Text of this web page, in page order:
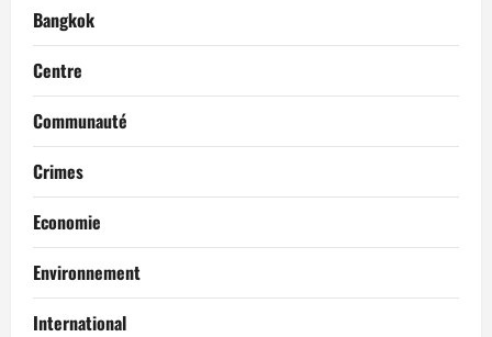
Bangkok
Centre
Communauté
Crimes
Economie
Environnement
International